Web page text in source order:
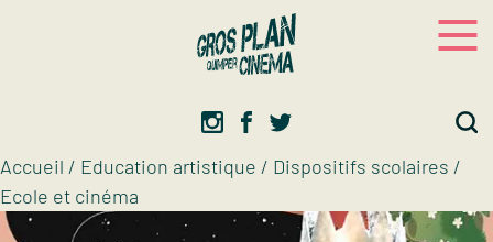
Accueil / Education artistique / Dispositifs scolaires /
Ecole et cinéma